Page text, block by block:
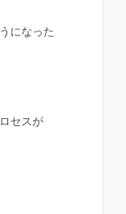
になった
セスが